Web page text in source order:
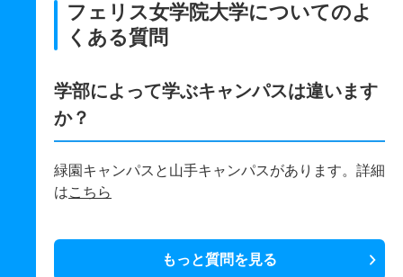
フェリス女学院大学についてのよ
くある質問
学部によって学ぶキャンパスは違います
か？
緑園キャンパスと山手キャンパスがあります。詳細
はこちら
もっと質問を見る